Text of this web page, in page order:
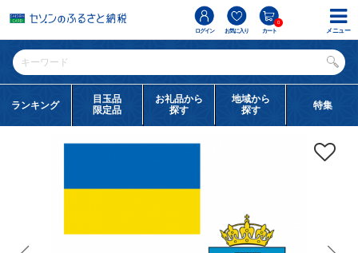
ログイン お気に入り カート
0
ランキング
目玉品
限定品
お礼品から
探す
地域から
探す
特集
メニュー